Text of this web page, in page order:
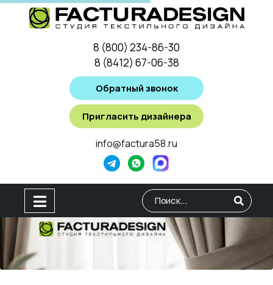
8 (800) 234-86-30
8 (8412) 67-06-38
Обратный звонок
Пригласить дизайнера
info@factura58.ru
Type 2 or more characters